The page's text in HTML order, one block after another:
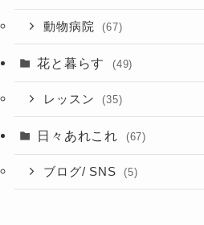
動物病院 (67)
花と暮らす (49)
レッスン (35)
日々あれこれ (67)
ブログ/ SNS (5)